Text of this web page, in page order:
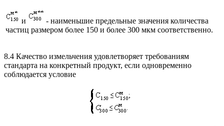
и
- наименьшие предельные значения количества
частиц размером более 150 и более 300 мкм соответственно.
8.4 Качество измельчения удовлетворяет требованиям
стандарта на конкретный продукт, если одновременно
соблюдается условие